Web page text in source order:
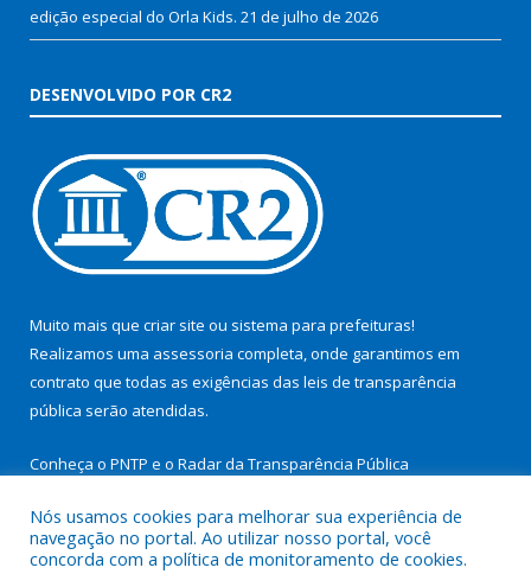
edição especial do Orla Kids. 21 de julho de 2026
DESENVOLVIDO POR CR2
Muito mais que criar site ou sistema para prefeituras!
Realizamos uma assessoria completa, onde garantimos em
contrato que todas as exigências das leis de transparência
pública serão atendidas.
Conheça o PNTP e o Radar da Transparência Pública
Nós usamos cookies para melhorar sua experiência de
navegação no portal. Ao utilizar nosso portal, você
concorda com a política de monitoramento de cookies.